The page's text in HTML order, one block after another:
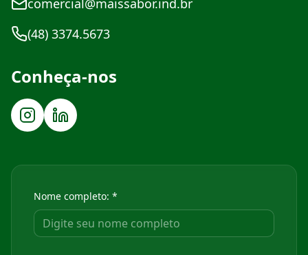
comercial@maissabor.ind.br
(48) 3374.5673
Conheça-nos
Nome completo: *